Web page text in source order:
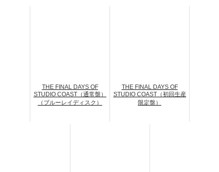
THE FINAL DAYS OF
STUDIO COAST（通常盤）
（ブルーレイディスク）
THE FINAL DAYS OF
STUDIO COAST（初回生産
限定盤）